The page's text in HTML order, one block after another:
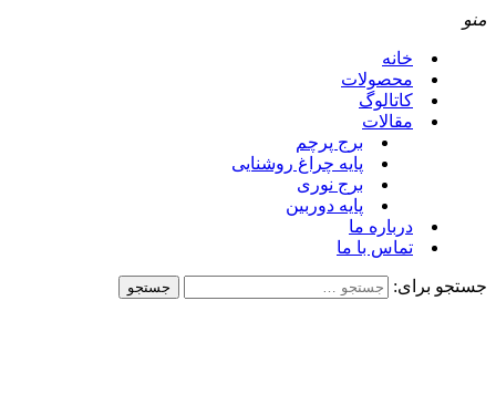
خانه
محصولات
کاتالوگ
مقالات
برج پرچم
پایه چراغ روشنایی
برج نوری
پایه دوربین
درباره ما
تماس با ما
برای: